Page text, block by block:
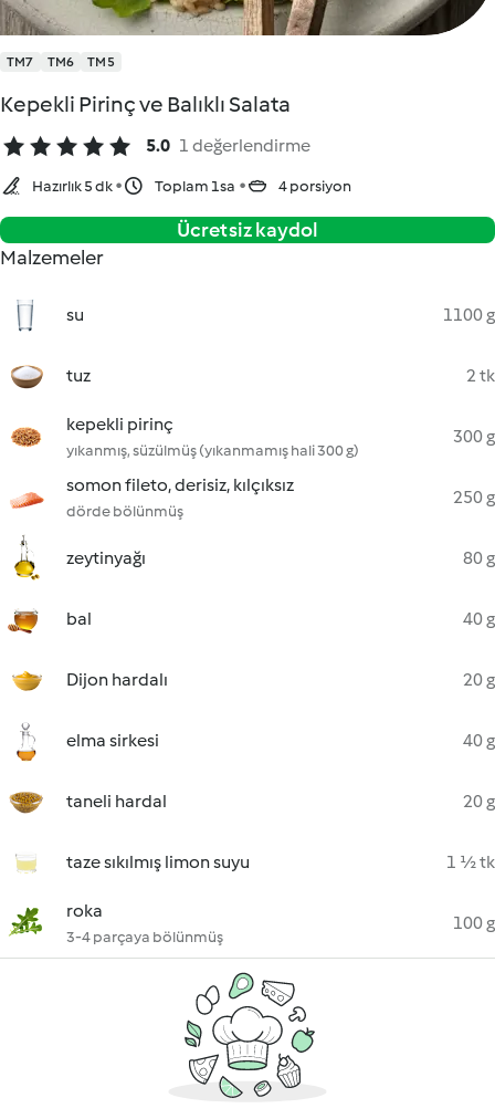
TM7 TM6 TM5
Kepekli Pirinç ve Balıklı Salata
5.0 1 değerlendirme
Hazırlık 5 dk Toplam 1sa 4 porsiyon
Ücretsiz kaydol
Malzemeler
su 1100 g
tuz 2 tk
kepekli pirinç
yıkanmış, süzülmüş (yıkanmamış hali 300 g)
300 g
somon fileto, derisiz, kılçıksız
dörde bölünmüş
250 g
zeytinyağı 80 g
bal 40 g
Dijon hardalı 20 g
elma sirkesi 40 g
taneli hardal 20 g
taze sıkılmış limon suyu 1 ½ tk
roka
3-4 parçaya bölünmüş
100 g